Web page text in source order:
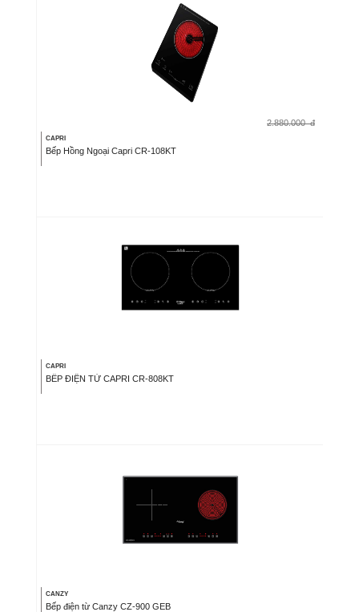
2.880.000 đ
CAPRI
Bếp Hồng Ngoại Capri CR-108KT
CAPRI
BẾP ĐIỆN TỪ CAPRI CR-808KT
CANZY
Bếp điện từ Canzy CZ-900 GEB